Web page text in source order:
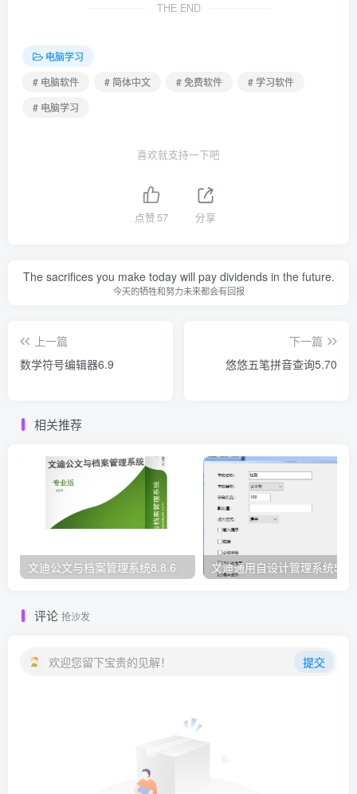
THE END
电脑学习
# 电脑软件
# 简体中文 # 免费软件
# 学习软件
# 电脑学习
喜欢就支持一下吧
点赞 57 分享
The sacrifices you make today will pay dividends in the future.
今天的牺牲和努力未来都会有回报
上一篇
数学符号编辑器6.9
下一篇
悠悠五笔拼音查询5.70
相关推荐
文迪公文与档案管理系统8.8.6 文迪通用自设计管理系统
评论 抢沙发
欢迎您留下宝贵的见解！ 提交